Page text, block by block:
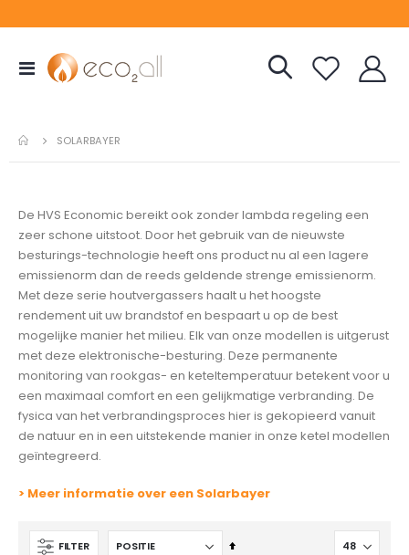
Toggle
Nav
SOLARBAYER
De HVS Economic bereikt ook zonder lambda regeling een
zeer schone uitstoot. Door het gebruik van de nieuwste
besturings-technologie heeft ons product nu al een lagere
emissienorm dan de reeds geldende strenge emissienorm.
Met deze serie houtvergassers haalt u het hoogste
rendement uit uw brandstof en bespaart u op de best
mogelijke manier het milieu. Elk van onze modellen is uitgerust
met deze elektronische-besturing. Deze permanente
monitoring van rookgas- en keteltemperatuur betekent voor u
een maximaal comfort en een gelijkmatige verbranding. De
fysica van het verbrandingsproces hier is gekopieerd vanuit
de natuur en in een uitstekende manier in onze ketel modellen
geïntegreerd.
> Meer informatie over een Solarbayer
FILTER
Van